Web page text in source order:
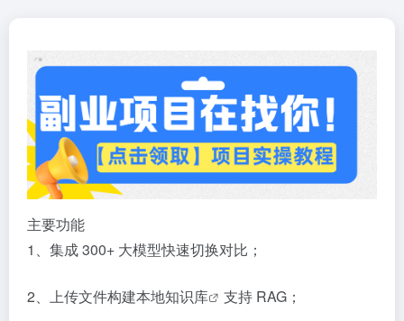
主要功能
1、集成 300+ 大模型快速切换对比；
2、上传文件构建本地知识库 支持 RAG；